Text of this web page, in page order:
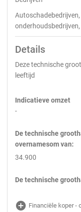
onderhoudsbedrijven,
Details
Deze technische
leeftijd
Indicatieve omzet
-
De technische
overnamesom van:
34.900
De technische
add_circle Financiële koper -